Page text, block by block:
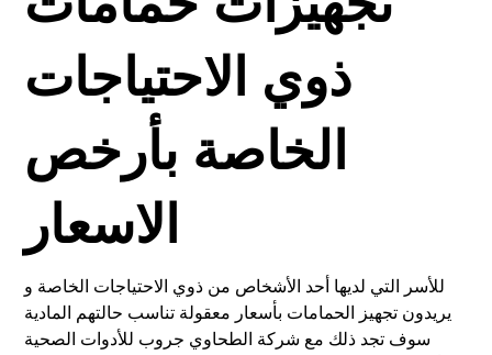
ذوي الاحتياجات
الخاصة بأرخص
الاسعار
للأسر التي لديها أحد الأشخاص من ذوي الاحتياجات الخاصة و
يريدون تجهيز الحمامات بأسعار معقولة تناسب حالتهم المادية
سوف تجد ذلك مع شركة الطحاوي جروب للأدوات الصحية